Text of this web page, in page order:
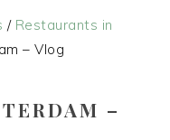
/ Restaurants in
– Vlog
–